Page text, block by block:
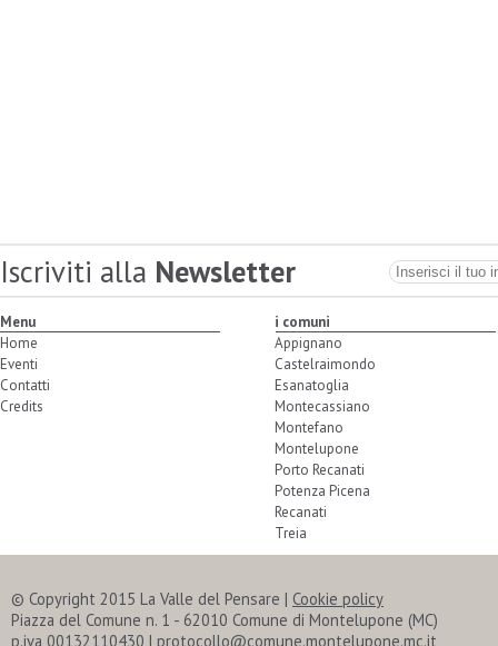
Iscriviti alla Newsletter
Menu
Home
Eventi
Contatti
Credits
i comuni
Appignano
Castelraimondo
Esanatoglia
Montecassiano
Montefano
Montelupone
Porto Recanati
Potenza Picena
Recanati
Treia
© Copyright 2015 La Valle del Pensare | Cookie policy
Piazza del Comune n. 1 - 62010 Comune di Montelupone (MC)
p.iva 00132110430 | protocollo@comune.montelupone.mc.it